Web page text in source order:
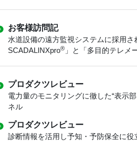
お客様訪問記
水道設備の遠方監視システムに採用
SCADALINXpro®」と「多目的テレメ
プロダクツレビュー
電力量のモニタリングに徹した“表示
ネル
プロダクツレビュー
診断情報を活用し予知・予防保全に役